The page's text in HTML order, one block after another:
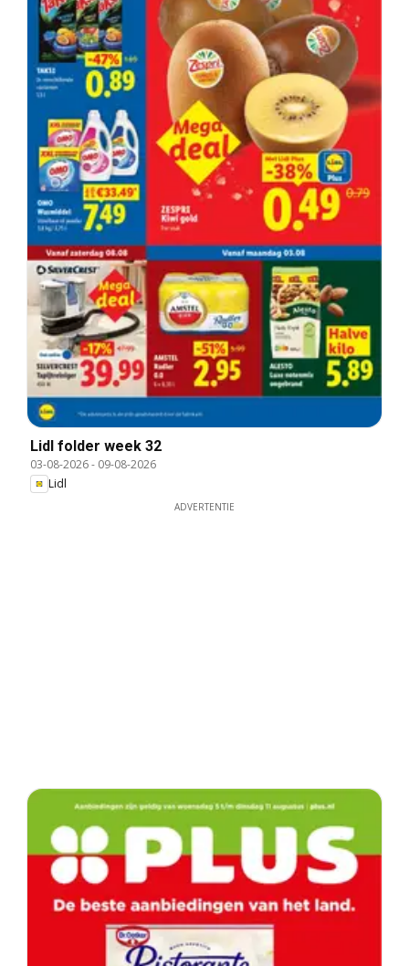
Lidl folder week 32
03-08-2026- 09-08-2026
Lidl
ADVERTENTIE